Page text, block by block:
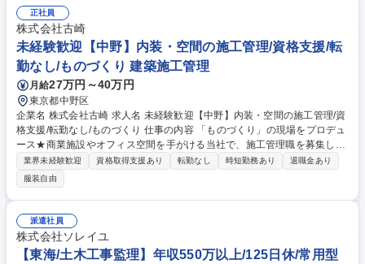
正社員
株式会社古崎
未経験歓迎【中野】内装・空間の施工管理/資格支援/転
勤なし/ものづくり 建築施工管理
月給27万円～40万円
東京都中野区
企業名 株式会社古崎 求人名 未経験歓迎【中野】内装・空間の施工管理/資
格支援/転勤なし/ものづくり 仕事の内容 「ものづくり」の現場をプロデュ
ース★商業施設やオフィス空間を手がける当社で、施工管理職を募集しま
す。企画・設計・製造・施工をワンストップで担う古崎だからこそ、プロ
ジェクト全体に関わる醍醐味があり 【具体的には】施工スケジュールの作
成・調整/各業者との打ち合わせ/現場での進行・品質・安全管理/社内設
計・製造チームとの連携業務 【やりがい】商業施設や話題の店舗を形にす
る達成感と、お客様からの感謝がモチベーションに。 【採用背景】案件増
加に伴い、現場を支える新たなメンバーを募集しています。 募集職種 未
経験歓迎【中野】内装・空間の施工管理/資格支援/転勤なし/ものづくり
業界未経験歓迎 資格取得支援あり 転勤なし 時短勤務あり
退職金あり
服装自由
派遣社員
株式会社ソレイユ
【東海/土木工事監理】年収550万以上/125日休/常用型